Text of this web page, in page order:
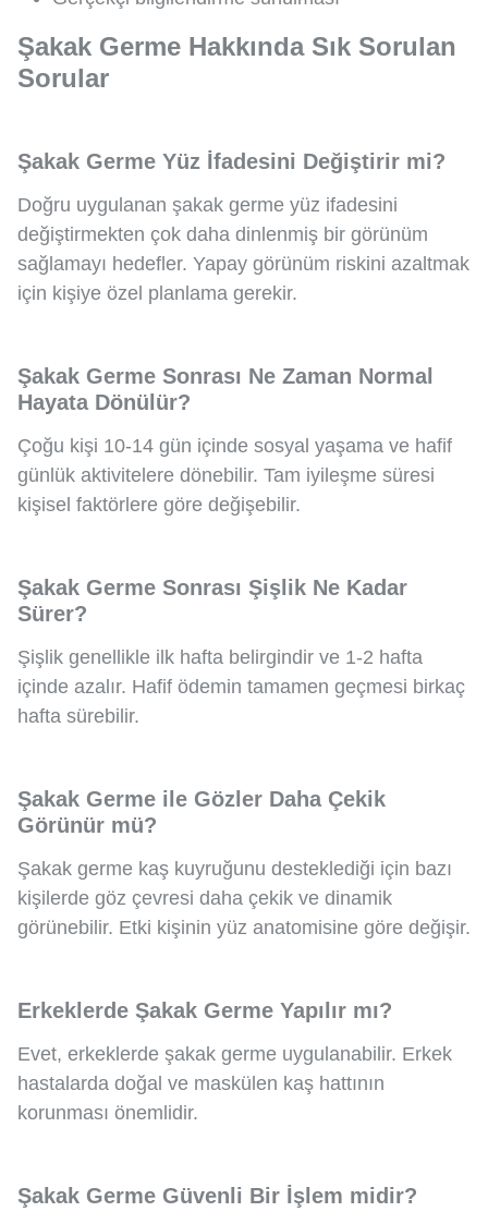
Şakak Germe Hakkında Sık Sorulan
Sorular
Şakak Germe Yüz İfadesini Değiştirir mi?
Doğru uygulanan şakak germe yüz ifadesini
değiştirmekten çok daha dinlenmiş bir görünüm
sağlamayı hedefler. Yapay görünüm riskini azaltmak
için kişiye özel planlama gerekir.
Şakak Germe Sonrası Ne Zaman Normal
Hayata Dönülür?
Çoğu kişi 10-14 gün içinde sosyal yaşama ve hafif
günlük aktivitelere dönebilir. Tam iyileşme süresi
kişisel faktörlere göre değişebilir.
Şakak Germe Sonrası Şişlik Ne Kadar
Sürer?
Şişlik genellikle ilk hafta belirgindir ve 1-2 hafta
içinde azalır. Hafif ödemin tamamen geçmesi birkaç
hafta sürebilir.
Şakak Germe ile Gözler Daha Çekik
Görünür mü?
Şakak germe kaş kuyruğunu desteklediği için bazı
kişilerde göz çevresi daha çekik ve dinamik
görünebilir. Etki kişinin yüz anatomisine göre değişir.
Erkeklerde Şakak Germe Yapılır mı?
Evet, erkeklerde şakak germe uygulanabilir. Erkek
hastalarda doğal ve maskülen kaş hattının
korunması önemlidir.
Şakak Germe Güvenli Bir İşlem midir?